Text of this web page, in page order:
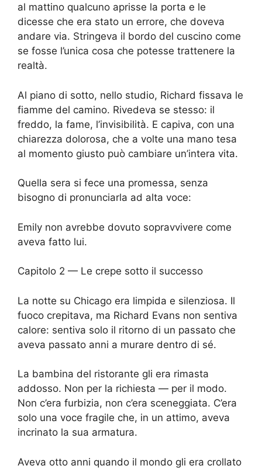
al mattino qualcuno aprisse la porta e le
dicesse che era stato un errore, che doveva
andare via. Stringeva il bordo del cuscino come
se fosse l’unica cosa che potesse trattenere la
realtà.
Al piano di sotto, nello studio, Richard fissava le
fiamme del camino. Rivedeva se stesso: il
freddo, la fame, l’invisibilità. E capiva, con una
chiarezza dolorosa, che a volte una mano tesa
al momento giusto può cambiare un’intera vita.
Quella sera si fece una promessa, senza
bisogno di pronunciarla ad alta voce:
Emily non avrebbe dovuto sopravvivere come
aveva fatto lui.
Capitolo 2 — Le crepe sotto il successo
La notte su Chicago era limpida e silenziosa. Il
fuoco crepitava, ma Richard Evans non sentiva
calore: sentiva solo il ritorno di un passato che
aveva passato anni a murare dentro di sé.
La bambina del ristorante gli era rimasta
addosso. Non per la richiesta — per il modo.
Non c’era furbizia, non c’era sceneggiata. C’era
solo una voce fragile che, in un attimo, aveva
incrinato la sua armatura.
Aveva otto anni quando il mondo gli era crollato